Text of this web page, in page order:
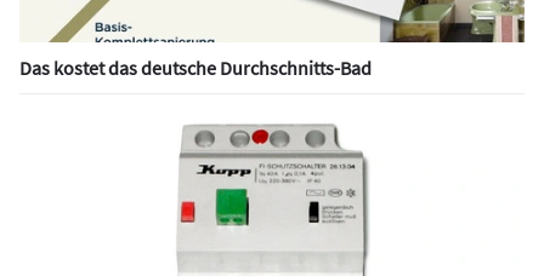
Das kostet das deutsche Durchschnitts-Bad